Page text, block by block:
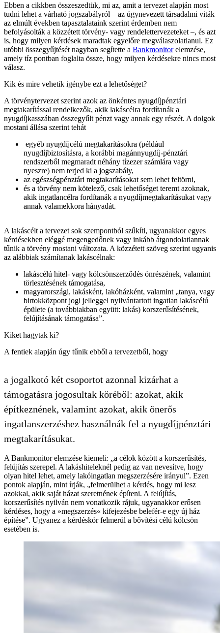
Ebben a cikkben összeszedtük, mi az, amit a tervezet alapján most
tudni lehet a várható jogszabályról – az úgynevezett társadalmi viták
az elmúlt években tapasztalataink szerint érdemben nem
befolyásolták a közzétett törvény- vagy rendelettervezeteket –, és azt
is, hogy milyen kérdések maradtak egyelőre megválaszolatlanul. Ez
utóbbi összegyűjtését nagyban segítette a Bankmonitorelemzése,
amely tíz pontban foglalta össze, hogy milyen kérdésekre nincs most
válasz.
Kik és mire vehetik igénybe ezt a lehetőséget?
A törvénytervezet szerint azok az önkéntes nyugdíjpénztári
megtakarítással rendelkezők, akik lakáscélra fordítanák a
nyugdíjkasszában összegyűlt pénzt vagy annak egy részét. A dolgok
mostani állása szerint tehát
egyéb nyugdíjcélú megtakarításokra (például
nyugdíjbiztosításra, a korábbi magánnyugdíj-pénztári
rendszerből megmaradt néhány tízezer számlára vagy
nyeszre) nem terjed ki a jogszabály,
az egészségpénztári megtakarításokat sem lehet feltörni,
és a törvény nem kötelező, csak lehetőséget teremt azoknak,
akik ingatlancélra fordítanák a nyugdíjmegtakarításukat vagy
annak valamekkora hányadát.
A lakáscélt a tervezet sok szempontból szűkíti, ugyanakkor egyes
kérdésekben eléggé megengedőnek vagy inkább átgondolatlannak
tűnik a törvény mostani változata. A közzétett szöveg szerint ugyanis
az alábbiak számítanak lakáscélnak:
lakáscélú hitel- vagy kölcsönszerződés önrészének, valamint
törlesztésének támogatása,
magyarországi, lakásként, lakóházként, valamint „tanya, vagy
birtokközpont jogi jelleggel nyilvántartott ingatlan lakáscélú
épülete (a továbbiakban együtt: lakás) korszerűsítésének,
felújításának támogatása”.
Kiket hagytak ki?
A fentiek alapján úgy tűnik ebből a tervezetből, hogy
a jogalkotó két csoportot azonnal kizárhat a
támogatásra jogosultak köréből: azokat, akik
építkeznének, valamint azokat, akik önerős
ingatlanszerzéshez használnák fel a nyugdíjpénztári
megtakarításukat.
A Bankmonitor elemzése kiemeli: „a célok között a korszerűsítés,
felújítás szerepel. A lakáshiteleknél pedig az van nevesítve, hogy
olyan hitel lehet, amely lakóingatlan megszerzésére irányul”. Ezen
pontok alapján, mint írják, „felmerülhet a kérdés, hogy mi lesz
azokkal, akik saját házat szeretnének építeni. A felújítás,
korszerűsítés nyilván nem vonatkozik rájuk, ugyanakkor erősen
kérdéses, hogy a »megszerzés« kifejezésbe belefér-e egy új ház
építése”. Ugyanez a kérdéskör felmerül a bővítési célú kölcsön
esetében is.